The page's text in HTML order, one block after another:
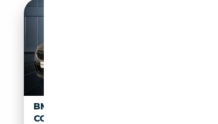
BMW M850 M 850I GRAN
COUPE XDRIVE AUTO